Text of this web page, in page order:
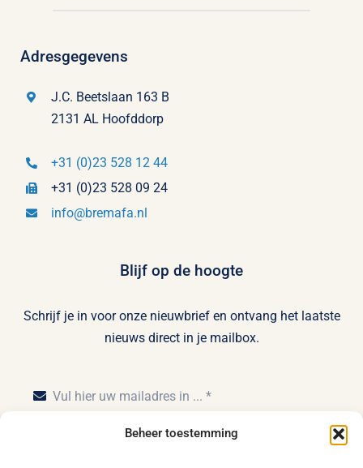
Beheer toestemming
Adresgegevens
J.C. Beetslaan 163 B
2131 AL Hoofddorp
+31 (0)23 528 12 44
+31 (0)23 528 09 24
info@bremafa.nl
Blijf op de hoogte
Schrijf je in voor onze nieuwbrief en ontvang het laatste
nieuws direct in je mailbox.